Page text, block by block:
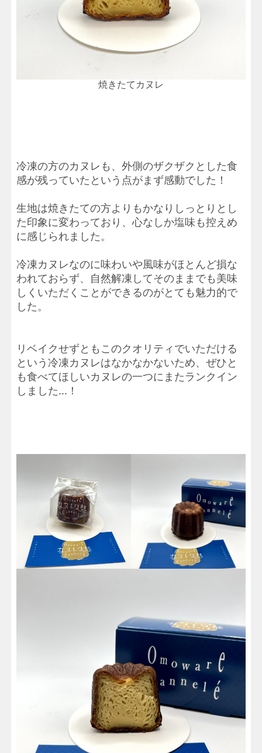
焼きたてカヌレ
冷凍の方のカヌレも、外側のザクザクとした食
感が残っていたという点がまず感動でした！
生地は焼きたての方よりもかなりしっとりとし
た印象に変わっており、心なしか塩味も控えめ
に感じられました。
冷凍カヌレなのに味わいや風味がほとんど損な
われておらず、自然解凍してそのままでも美味
しくいただくことができるのがとても魅力的で
した。
リベイクせずともこのクオリティでいただける
という冷凍カヌレはなかなかないため、ぜひと
も食べてほしいカヌレの一つにまたランクイン
しました…！